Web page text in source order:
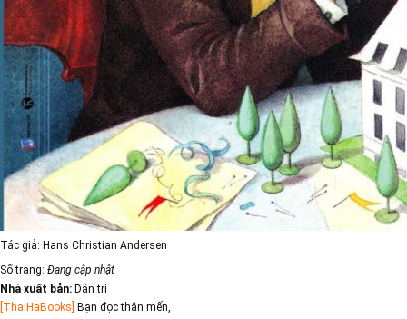
Tác giả: Hans Christian Andersen
Số trang: Đang cập nhật
Nhà xuất bản: Dân trí
[ThaiHaBooks]
Bạn đọc thân mến,